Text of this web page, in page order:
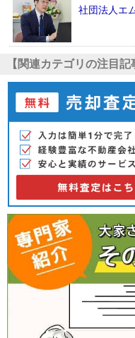
社団法人エ
【関連カテゴリの注目記